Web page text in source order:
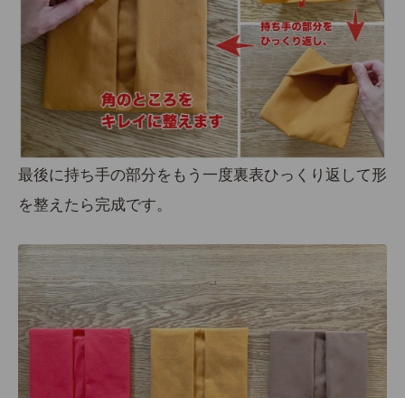
最後に持ち手の部分をもう一度裏表ひっくり返して形
を整えたら完成です。